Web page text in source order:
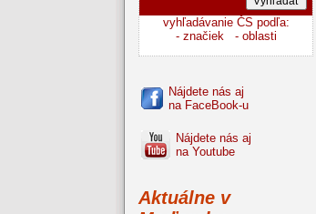
vyhľadávanie ČS podľa:
- značiek
- oblasti
Nájdete nás aj
na FaceBook-u
Nájdete nás aj
na Youtube
Aktuálne v